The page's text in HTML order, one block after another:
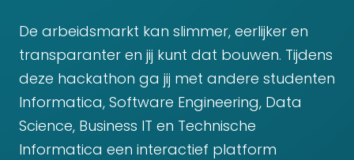
De arbeidsmarkt kan slimmer, eerlijker en
transparanter en jij kunt dat bouwen. Tijdens
deze hackathon ga jij met andere studenten
Informatica, Software Engineering, Data
Science, Business IT en Technische
Informatica een interactief platform